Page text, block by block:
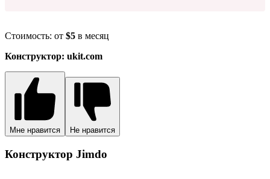
Стоимость: от $5 в месяц
Конструктор: ukit.com
Мне нравится Не нравится
Конструктор Jimdo